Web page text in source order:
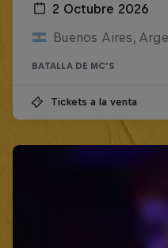
2 Octubre 2026
Buenos Aires,
BATALLA DE MC'S
Tickets a la venta